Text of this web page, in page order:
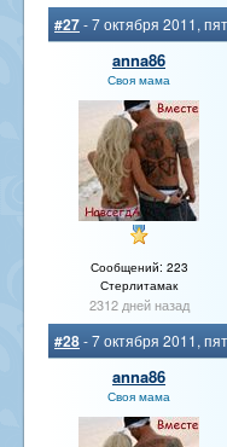
#27- 7 октября 2011,
anna86
Своя мама
Сообщений: 223
Стерлитамак
2312 дней назад
#28- 7 октября 2011,
anna86
Своя мама